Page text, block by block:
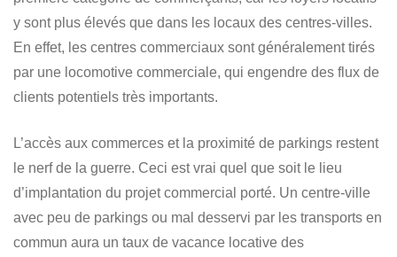
y sont plus élevés que dans les locaux des centres-villes.
En effet, les centres commerciaux sont généralement tirés
par une locomotive commerciale, qui engendre des flux de
clients potentiels très importants.
L’accès aux commerces et la proximité de parkings restent
le nerf de la guerre. Ceci est vrai quel que soit le lieu
d’implantation du projet commercial porté. Un centre-ville
avec peu de parkings ou mal desservi par les transports en
commun aura un taux de vacance locative des